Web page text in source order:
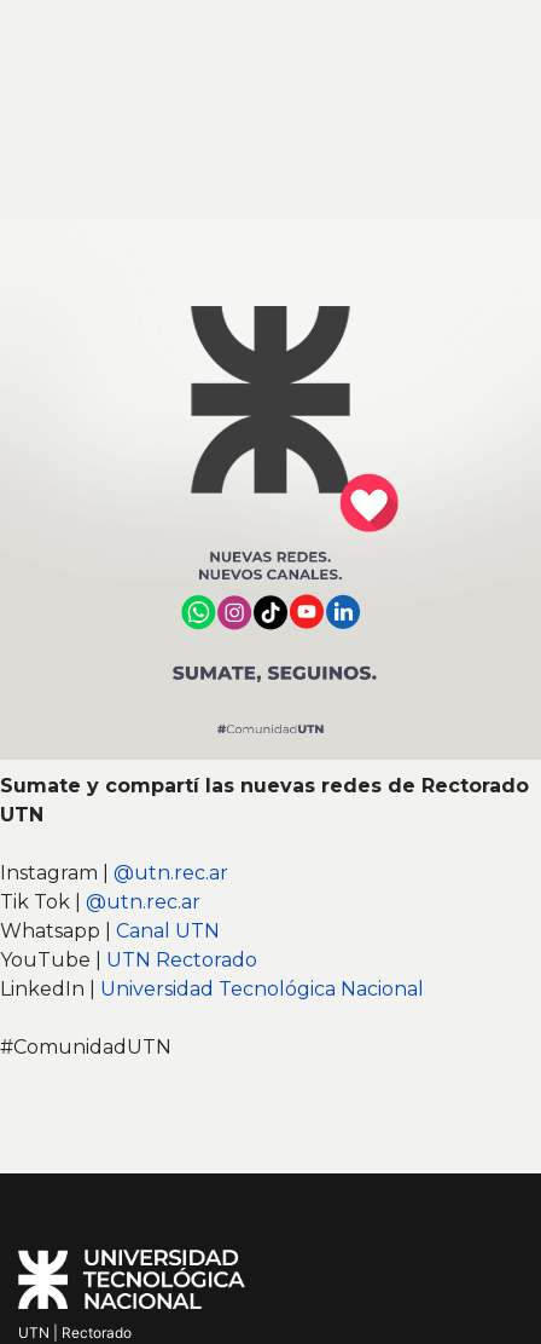
Sumate y compartí las nuevas redes de Rectorado
UTN
Instagram | @utn.rec.ar
Tik Tok | @utn.rec.ar
Whatsapp | Canal UTN
YouTube | UTN Rectorado
LinkedIn | Universidad Tecnológica Nacional
#ComunidadUTN
UTN | Rectorado